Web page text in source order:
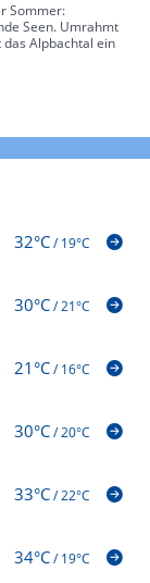
Sommer:
Seen. Umrahmt
Alpbachtal ein
32°C/19°C
30°C/21°C
21°C/16°C
30°C/20°C
33°C/22°C
34°C/19°C